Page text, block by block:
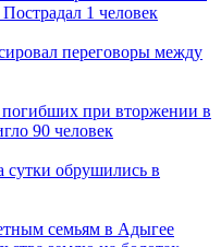
1 человек
переговоры между
погибших при вторжении в
90 человек
сутки обрушились в
семьям в Адыгее